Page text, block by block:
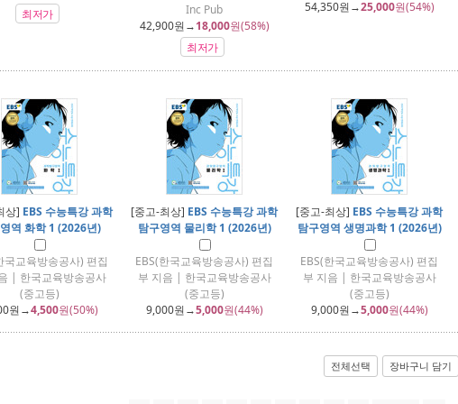
최저가
Inc Pub
42,900원→18,000원(58%)
최저가
54,350원→25,000원(54%)
상] EBS 수능특강 과학
역 화학 1 (2026년)
국교육방송공사) 편집
| 한국교육방송공사
(중고등)
원→4,500원(50%)
[중고-최상] EBS 수능특강 과학
탐구영역 물리학 1 (2026년)
EBS(한국교육방송공사) 편집
부 지음 | 한국교육방송공사
(중고등)
9,000원→5,000원(44%)
[중고-최상] EBS 수능특강 과학
탐구영역 생명과학 1 (2026년)
EBS(한국교육방송공사) 편집
부 지음 | 한국교육방송공사
(중고등)
9,000원→5,000원(44%)
전체선택 장바구니 담기